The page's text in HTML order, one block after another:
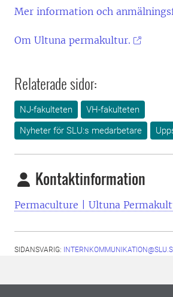
Mer information och
Om Ultuna permakultur.
Relaterade sidor:
NJ-fakulteten
VH-fakulteten
Nyheter för SLU:s medarbetare
Kontaktinformation
Permaculture | Ultuna
SIDANSVARIG: